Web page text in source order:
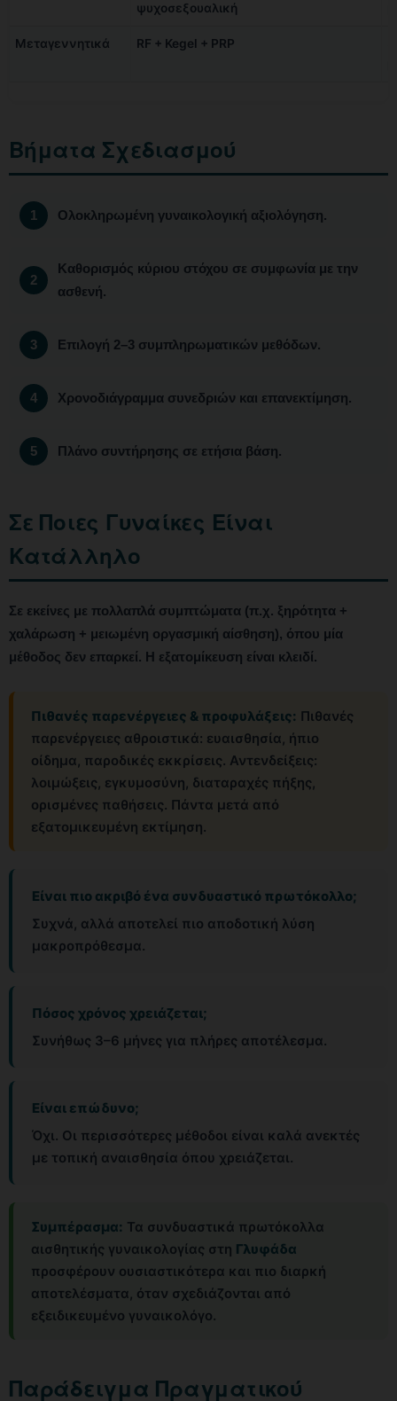
ψυχοσεξουαλική
Μεταγεννητικά RF + Kegel + PRP
Βήματα Σχεδιασμού
Ολοκληρωμένη γυναικολογική αξιολόγηση.
Καθορισμός κύριου στόχου σε συμφωνία με την
ασθενή.
Επιλογή 2–3 συμπληρωματικών μεθόδων.
Χρονοδιάγραμμα συνεδριών και επανεκτίμηση.
Πλάνο συντήρησης σε ετήσια βάση.
Σε Ποιες Γυναίκες Είναι
Κατάλληλο
Σε εκείνες με πολλαπλά συμπτώματα (π.χ. ξηρότητα +
χαλάρωση + μειωμένη οργασμική αίσθηση), όπου μία
μέθοδος δεν επαρκεί. Η εξατομίκευση είναι κλειδί.
Πιθανές παρενέργειες & προφυλάξεις: Πιθανές
παρενέργειες αθροιστικά: ευαισθησία, ήπιο
οίδημα, παροδικές εκκρίσεις. Αντενδείξεις:
λοιμώξεις, εγκυμοσύνη, διαταραχές πήξης,
ορισμένες παθήσεις. Πάντα μετά από
εξατομικευμένη εκτίμηση.
Είναι πιο ακριβό ένα συνδυαστικό πρωτόκολλο;
Συχνά, αλλά αποτελεί πιο αποδοτική λύση
μακροπρόθεσμα.
Πόσος χρόνος χρειάζεται;
Συνήθως 3–6 μήνες για πλήρες αποτέλεσμα.
Είναι επώδυνο;
Όχι. Οι περισσότερες μέθοδοι είναι καλά ανεκτές
με τοπική αναισθησία όπου χρειάζεται.
Συμπέρασμα: Τα συνδυαστικά πρωτόκολλα
αισθητικής γυναικολογίας στη Γλυφάδα
προσφέρουν ουσιαστικότερα και πιο διαρκή
αποτελέσματα, όταν σχεδιάζονται από
εξειδικευμένο γυναικολόγο.
Παράδειγμα Πραγματικού